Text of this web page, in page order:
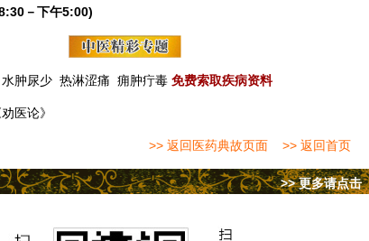
－下午5:00)
水肿尿少 热淋涩痛 痈肿疔毒 免费索取疾病资料
医论》
>> 返回医药典故页面 >> 返回首页
>> 更多请点击